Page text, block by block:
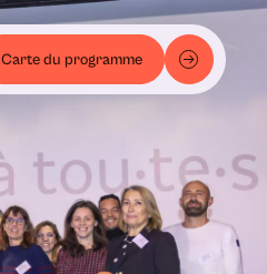
Carte du programme